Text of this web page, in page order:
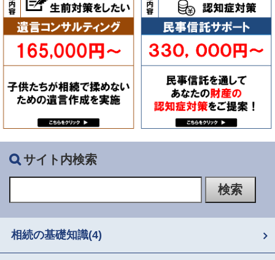
サイト内検索
相続の基礎知識(4)